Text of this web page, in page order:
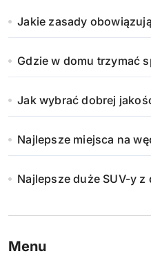
Jakie zasady
Gdzie w domu trzymać
Jak wybrać dobrej
Najlepsze miejsca na
Najlepsze duże SUV-y
Menu